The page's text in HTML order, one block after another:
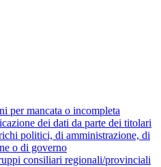
per mancata o incompleta
dei dati da parte dei titolari
politici, di amministrazione, di
o di governo
consiliari regionali/provinciali